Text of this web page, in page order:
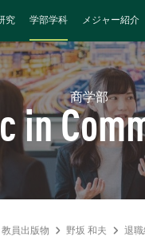
究 学部学科 メジャー紹介
商学部
in
教員出版物 野坂 和夫 退